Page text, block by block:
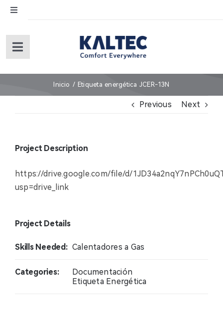
Skip
content
Toggle
English
Toggle
Inicio
Servicios (under revision)
Noticias
Inicio Etiqueta energética JCER-13N
Previous Next
Project Description
https://drive.google.com/file/d/
usp=drive_link
Project Details
Skills Needed: Calentadores a Gas
Categories:
Documentación
Etiqueta Energética